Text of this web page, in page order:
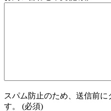
スパム防止のため、送信前
す。 (必須)